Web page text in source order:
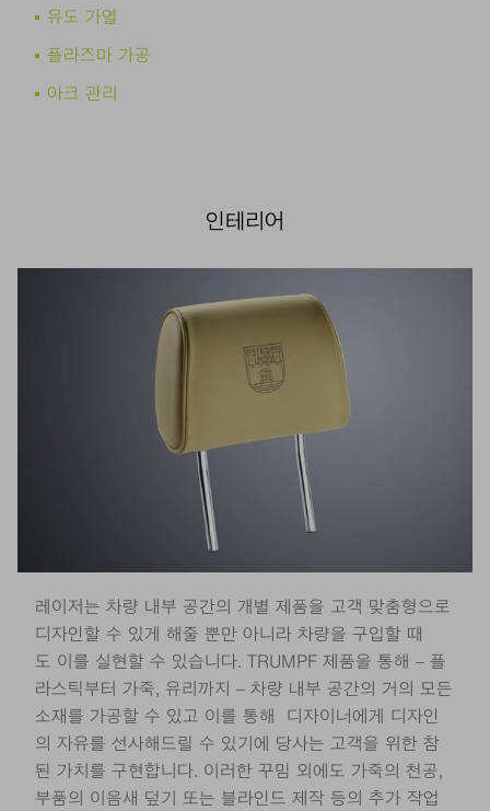
유도 가열
플라즈마 가공
아크 관리
인테리어
레이저는 차량 내부 공간의 개별 제품을 고객 맞춤형으로
디자인할 수 있게 해줄 뿐만 아니라 차량을 구입할 때
도 이를 실현할 수 있습니다. TRUMPF 제품을 통해 – 플
라스틱부터 가죽, 유리까지 – 차량 내부 공간의 거의 모든
소재를 가공할 수 있고 이를 통해 디자이너에게 디자인
의 자유를 선사해드릴 수 있기에 당사는 고객을 위한 참
된 가치를 구현합니다. 이러한 꾸밈 외에도 가죽의 천공,
부품의 이음새 덮기 또는 블라인드 제작 등의 추가 작업